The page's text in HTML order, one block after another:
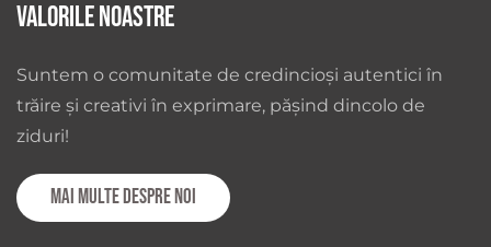
Valorile noastre
Suntem o comunitate de credincioși autentici în
trăire și creativi în exprimare, pășind dincolo de
ziduri!
Mai multe despre noi